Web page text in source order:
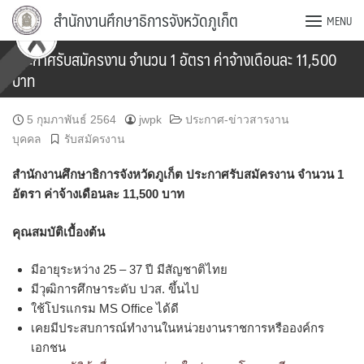
Skip
content
สำนักงานศึกษาธิการจังหวัดภูเก็ต MENU
ประกาศรับสมัครงาน จำนวน 1 อัตรา ค่าจ้างเดือนละ 11,500
บาท
5 กุมภาพันธ์ 2564 jwpk
ประกาศ-ข่าวสารงาน
บุคคล
รับสมัครงาน
สำนักงานศึกษาธิการจังหวัดภูเก็ต ประกาศรับสมัครงาน จำนวน 1
อัตรา ค่าจ้างเดือนละ 11,500 บาท
คุณสมบัติเบื้องต้น
มีอายุระหว่าง 25 – 37 ปี มีสัญชาติไทย
มีวุฒิการศึกษาระดับ ปวส. ขึ้นไป
ใช้โปรแกรม MS Office ได้ดี
เคยมีประสบการณ์ทำงานในหน่วยงานราชการหรือองค์กร
เอกชน